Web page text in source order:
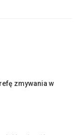
zmywania w